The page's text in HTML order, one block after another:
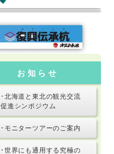
お知らせ
･北海道と東北の観光交流
促進シンポジウム
･モニターツアーのご案内
･世界にも通用する究極の